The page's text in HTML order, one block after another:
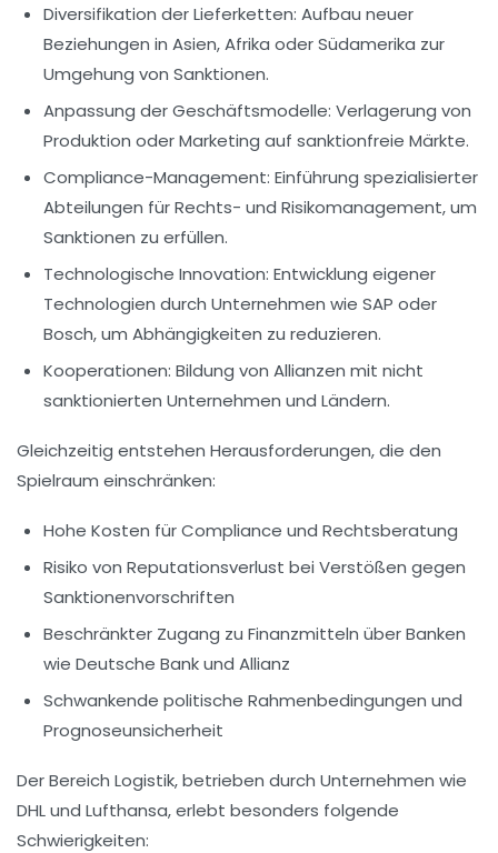
Diversifikation der Lieferketten: Aufbau neuer
Beziehungen in Asien, Afrika oder Südamerika zur
Umgehung von Sanktionen.
Anpassung der Geschäftsmodelle: Verlagerung von
Produktion oder Marketing auf sanktionfreie Märkte.
Compliance-Management: Einführung spezialisierter
Abteilungen für Rechts- und Risikomanagement, um
Sanktionen zu erfüllen.
Technologische Innovation: Entwicklung eigener
Technologien durch Unternehmen wie SAP oder
Bosch, um Abhängigkeiten zu reduzieren.
Kooperationen: Bildung von Allianzen mit nicht
sanktionierten Unternehmen und Ländern.
Gleichzeitig entstehen Herausforderungen, die den
Spielraum einschränken:
Hohe Kosten für Compliance und Rechtsberatung
Risiko von Reputationsverlust bei Verstößen gegen
Sanktionenvorschriften
Beschränkter Zugang zu Finanzmitteln über Banken
wie Deutsche Bank und Allianz
Schwankende politische Rahmenbedingungen und
Prognoseunsicherheit
Der Bereich Logistik, betrieben durch Unternehmen wie
DHL und Lufthansa, erlebt besonders folgende
Schwierigkeiten: